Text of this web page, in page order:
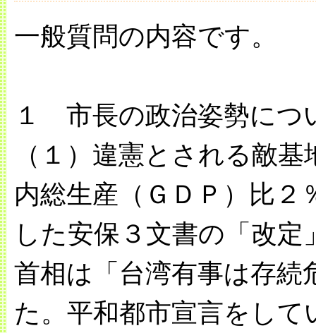
一般質問の内容です。
１ 市長の政治姿勢につ
（１）違憲とされる敵
内総生産（ＧＤＰ）比
した安保３文書の「改
首相は「台湾有事は存
た。平和都市宣言をし